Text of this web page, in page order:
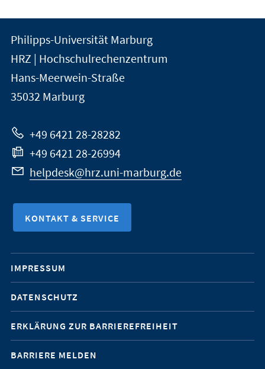
Kontakt
und
Informationen
zur
Website
der
Universität
Marburg
Philipps-Universität Marburg
HRZ | Hochschulrechenzentrum
Hans-Meerwein-Straße
35032 Marburg
+49 6421 28-28282
+49 6421 28-26994
helpdesk@hrz.uni-marburg.de
KONTAKT & SERVICE
Mobile-
Service-
Navigation
IMPRESSUM
DATENSCHUTZ
ERKLÄRUNG ZUR BARRIEREFREIHEIT
BARRIERE MELDEN